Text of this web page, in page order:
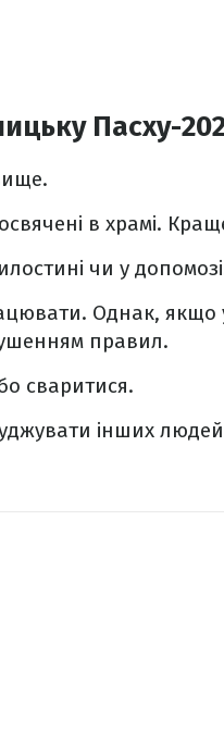
Пасху-
в храмі.
чи у
Однак, якщо
правил.
сваритися.
інших